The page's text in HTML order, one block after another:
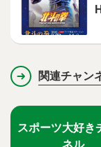
関連チャン